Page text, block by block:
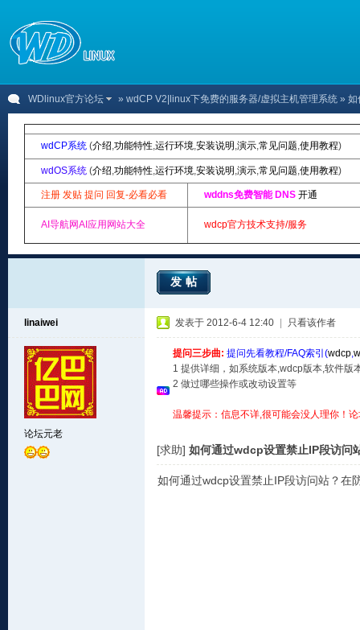
WDlinux官方论坛 » wdCP V2|linux下免费的服务器/虚拟主机管理系统 » 如
wdCP系统 (介绍,功能特性,运行环境,安装说明 ,演示,常见问题,使用教程)
wdOS系统 (介绍,功能特性,运行环境,安装说明 ,演示,常见问题,使用教程)
注册 发贴 提问 回复-必看必看 wddns免费智能 DNS 开通
AI导航网AI应用网站大全 wdcp官方技术支持/服务
发帖
linaiwei
论坛元老
发表于 2012-6-4 12:40 只看该作者
提问三步曲: 提问先看教程/FAQ索引(wdcp,
1 提供详细，如系统版本,wdcp版本,软件版
2 做过哪些操作或改动设置等
温馨提示：信息不详,很可能会没人理你！
[求助] 如何通过wdcp设置禁止IP段访问
如何通过wdcp设置禁止IP段访问站？在